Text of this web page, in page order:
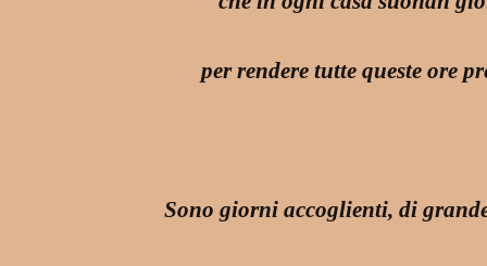
per rendere tutte queste ore
Sono giorni accoglienti, di